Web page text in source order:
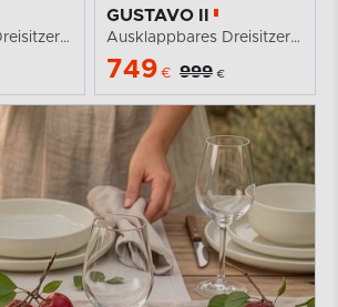
Ausklappbares Dreisitzer-Sofa aus schwarzem Kordstoff
GUSTAVO II
Ausklappbares Dreisitzer-Schlafsofa aus hellgrauem...
749 € 999 €